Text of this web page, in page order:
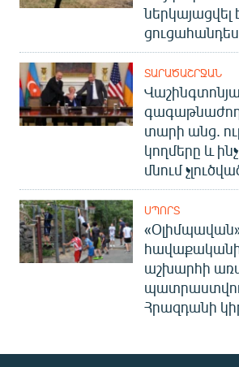
ներկայացվել
ՏԱՐԱԾԱՇՐՋԱՆ
տարի անց.
կողմերը և
մնում
ՍՊՈՐՏ
աշխարհի
Հրազդանի